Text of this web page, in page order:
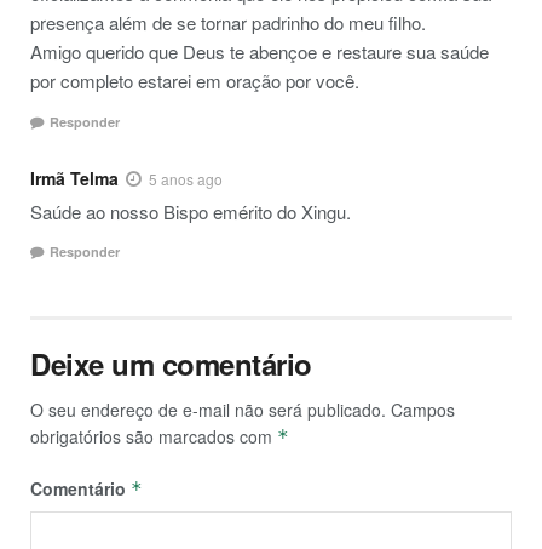
presença além de se tornar padrinho do meu filho.
Amigo querido que Deus te abençoe e restaure sua saúde
por completo estarei em oração por você.
Responder
Irmã Telma 5 anos ago
Saúde ao nosso Bispo emérito do Xingu.
Responder
Deixe um comentário
O seu endereço de e-mail não será publicado. Campos
obrigatórios são marcados com *
Comentário *